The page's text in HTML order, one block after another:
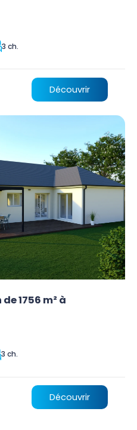
3 ch.
Découvrir
1756 m² à
3 ch.
Découvrir